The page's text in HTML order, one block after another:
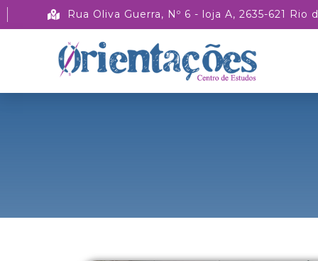
Rua Oliva Guerra, Nº 6 - loja A, 2635-621 Rio